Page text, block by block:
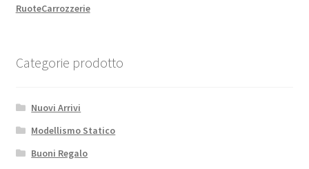
RuoteCarrozzerie
Categorie prodotto
Nuovi Arrivi
Modellismo Statico
Buoni Regalo